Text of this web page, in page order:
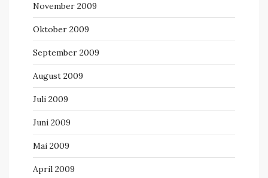
November 2009
Oktober 2009
September 2009
August 2009
Juli 2009
Juni 2009
Mai 2009
April 2009